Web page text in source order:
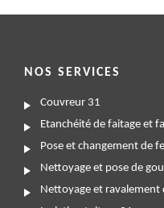
NOS SERVICES
Couvreur 31
Etanchéité de faitage et
Pose et changement de
Nettoyage et pose de
Nettoyage et ravalement